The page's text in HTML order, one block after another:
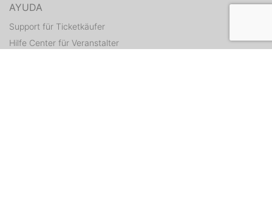
AYUDA
Support für Ticketkäufer
Hilfe Center für Veranstalter